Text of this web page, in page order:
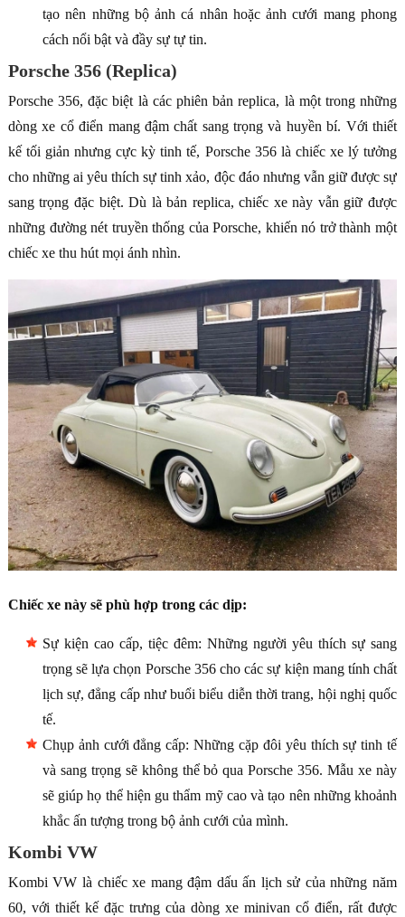
tạo nên những bộ ảnh cá nhân hoặc ảnh cưới mang phong
cách nổi bật và đầy sự tự tin.
Porsche 356 (Replica)
Porsche 356, đặc biệt là các phiên bản replica, là một trong những
dòng xe cổ điển mang đậm chất sang trọng và huyền bí. Với thiết
kế tối giản nhưng cực kỳ tinh tế, Porsche 356 là chiếc xe lý tưởng
cho những ai yêu thích sự tinh xảo, độc đáo nhưng vẫn giữ được sự
sang trọng đặc biệt. Dù là bản replica, chiếc xe này vẫn giữ được
những đường nét truyền thống của Porsche, khiến nó trở thành một
chiếc xe thu hút mọi ánh nhìn.
Chiếc xe này sẽ phù hợp trong các dịp:
Sự kiện cao cấp, tiệc đêm: Những người yêu thích sự sang
trọng sẽ lựa chọn Porsche 356 cho các sự kiện mang tính chất
lịch sự, đẳng cấp như buổi biểu diễn thời trang, hội nghị quốc
tế.
Chụp ảnh cưới đẳng cấp: Những cặp đôi yêu thích sự tinh tế
và sang trọng sẽ không thể bỏ qua Porsche 356. Mẫu xe này
sẽ giúp họ thể hiện gu thẩm mỹ cao và tạo nên những khoảnh
khắc ấn tượng trong bộ ảnh cưới của mình.
Kombi VW
Kombi VW là chiếc xe mang đậm dấu ấn lịch sử của những năm
60, với thiết kế đặc trưng của dòng xe minivan cổ điển, rất được